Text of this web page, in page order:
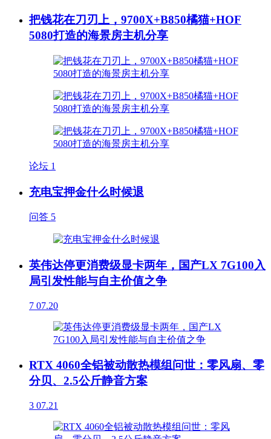
把钱花在刀刃上，9700X+B850橘猫+HOF
5080打造的海景房主机分享
论坛 1
充电宝押金什么时候退
问答 5
英伟达停更消费级显卡两年，国产LX 7G100入
局引发性能与自主价值之争
7 07.20
RTX 4060全铝被动散热模组问世：零风扇、零
分贝、2.5公斤静音方案
3 07.21